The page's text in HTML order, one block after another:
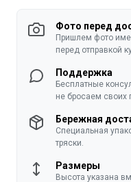
Фото перед
Пришлем фото
перед отправкой
Поддержка
Бесплатные
не бросаем своих
Бережная
Специальная
тряски.
Размеры
Высота указана